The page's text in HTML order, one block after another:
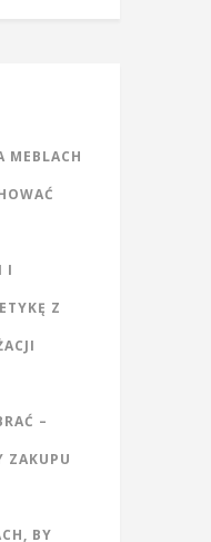
MEBLACH
I
Z
–
ZAKUPU
BY